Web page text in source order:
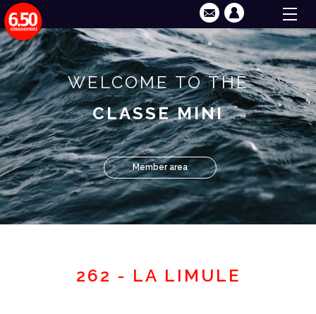
WELCOME TO THE
CLASSE MINI
Member area
262 - LA LIMULE